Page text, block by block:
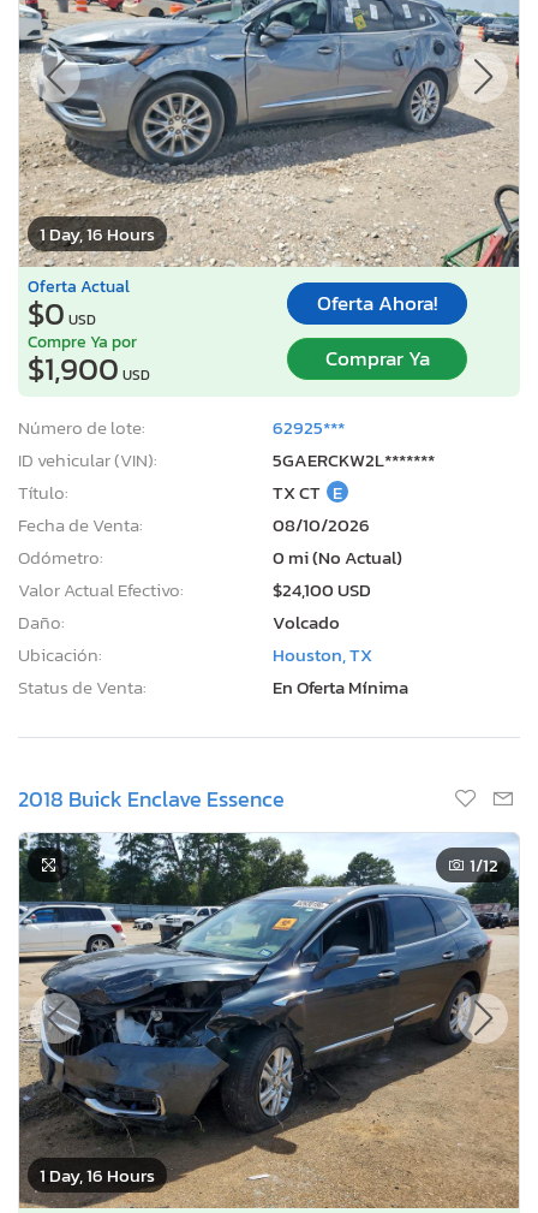
1 Day, 16 Hours
Oferta Actual
$0 USD
Oferta Ahora!
Compre Ya por
$1,900 USD
Comprar Ya
Número de lote:
62925***
ID vehicular (VIN):
5GAERCKW2L*******
Título:
TX CT E
Fecha de Venta:
08/10/2026
Odómetro:
0 mi (No Actual)
Valor Actual Efectivo:
$24,100 USD
Daño:
Volcado
Ubicación:
Houston, TX
Status de Venta:
En Oferta Mínima
2018 Buick Enclave Essence
1 Day, 16 Hours
1/12